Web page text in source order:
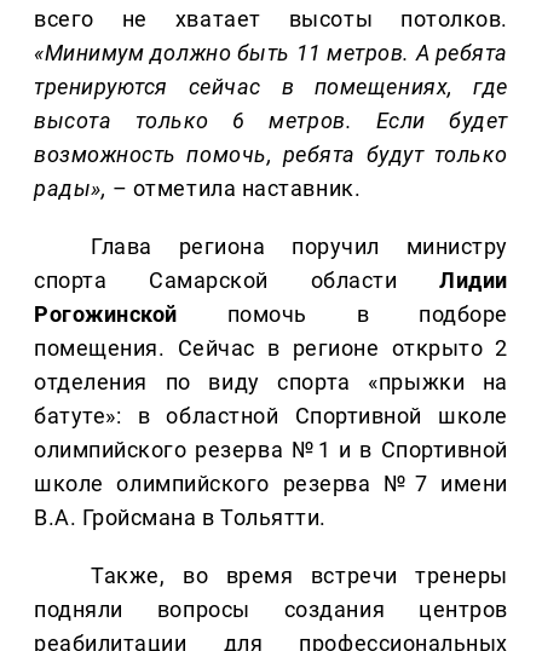
всего не хватает высоты потолков.
«Минимум должно быть 11 метров. А ребята
тренируются сейчас в помещениях, где
высота только 6 метров. Если будет
возможность помочь, ребята будут только
рады», – отметила наставник.
Глава региона поручил министру
спорта Самарской областиЛидии
Рогожинской помочь в подборе
помещения. Сейчас в регионе открыто 2
отделения по виду спорта «прыжки на
батуте»: в областной Спортивной школе
олимпийского резерва №1 и в Спортивной
школе олимпийского резерва №7 имени
В.А. Гройсмана в Тольятти.
Также, во время встречи тренеры
подняли вопросы создания центров
реабилитации для профессиональных